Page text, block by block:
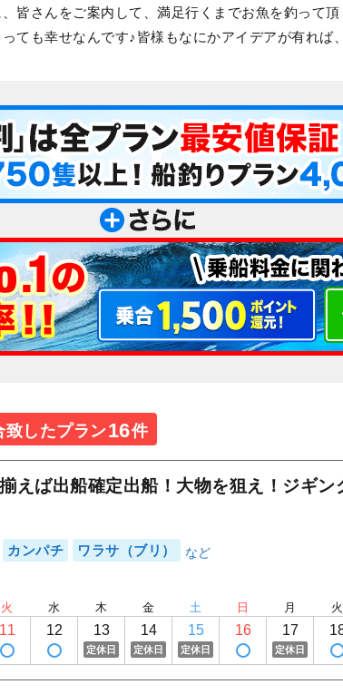
皆さんをご案内して、満足行くまでお魚を釣って
ても幸せなんです♪皆様もなにかアイデアが有れば
致したプラン16件
えば出船確定出船！大物を狙え！ジギン
カンパチ ワラサ（ブリ）
火
11
水
12
木
13
定休日
金
14
定休日
土
15
定休日
日
16
月
17
定休日
火